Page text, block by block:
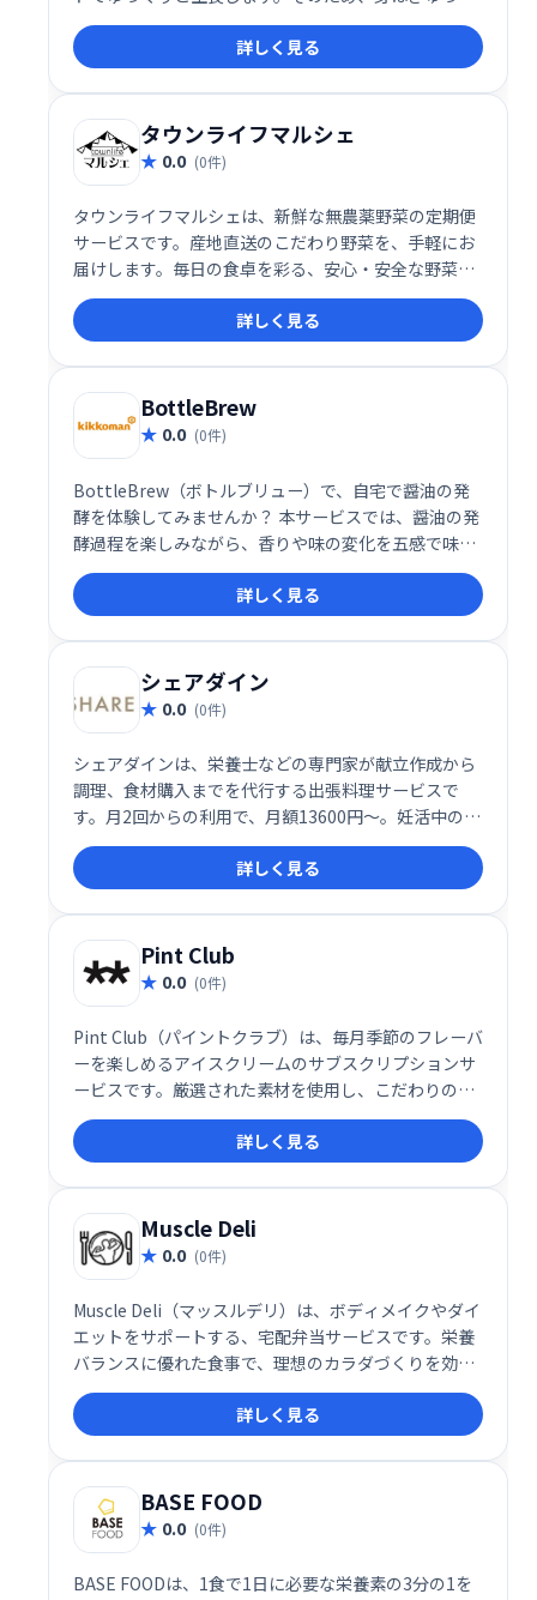
詰まり、雑味のない味わいを楽しむことができます。
「本当の野菜の味がする」「えぐみがない」「好き嫌
いの多かった子供も食べられるようになった」などの
お声をいただいています。
詳しく見る
タウンライフマルシェ
0.0 (0件)
タウンライフマルシェは、新鮮な無農薬野菜の定期便
サービスです。産地直送のこだわり野菜を、手軽にお
届けします。毎日の食卓を彩る、安心・安全な野菜を
お楽しみください。
詳しく見る
BottleBrew
0.0 (0件)
BottleBrew（ボトルブリュー）で、自宅で醤油の発
酵を体験してみませんか？ 本サービスでは、醤油の発
酵過程を楽しみながら、香りや味の変化を五感で味わ
うことができます。 特別な知識やスキルは不要。手軽
に本格的な醤油づくりに挑戦し、自分だけのオリジナ
ル醤油を完成させましょう。
詳しく見る
シェアダイン
0.0 (0件)
シェアダインは、栄養士などの専門家が献立作成から
調理、食材購入までを代行する出張料理サービスで
す。月2回からの利用で、月額13600円〜。妊活中の方
や産前産後の方、ダイエット中の方など、様々なニー
ズに合わせた献立を提案します。健康的な食生活をサ
ポートします。
詳しく見る
Pint Club
0.0 (0件)
Pint Club（パイントクラブ）は、毎月季節のフレーバ
ーを楽しめるアイスクリームのサブスクリプションサ
ービスです。厳選された素材を使用し、こだわりの味
を毎月お届けします。定番から季節限定まで、様々な
フレーバーをご用意。毎月届く、とっておきのアイス
クリームで、特別なひとときをお過ごしください。
詳しく見る
Muscle Deli
0.0 (0件)
Muscle Deli（マッスルデリ）は、ボディメイクやダイ
エットをサポートする、宅配弁当サービスです。栄養
バランスに優れた食事で、理想のカラダづくりを効率
的に実現します。「何を食べたらいいかわからない」
「調理時間がない」といった悩みを解消し、手軽に健
康的な食事を摂りたい方におすすめです。あなたの目
標達成を、美味しい食事でサポートします。
詳しく見る
BASE FOOD
0.0 (0件)
BASE FOODは、1食で1日に必要な栄養素の3分の1を